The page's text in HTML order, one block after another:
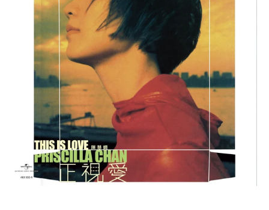
相
簿
中
開
張